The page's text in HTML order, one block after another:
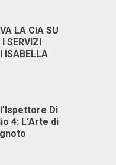
LA CIA SU
SERVIZI
ISABELLA
Di
4: L’Arte di